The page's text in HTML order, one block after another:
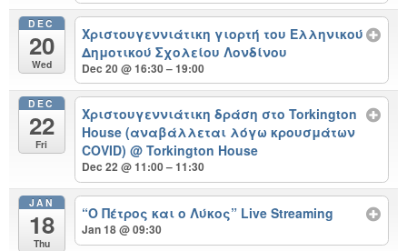
DEC
20
Wed
Χριστουγεννιάτικη γιορτή του Ελληνικού
Δημοτικού Σχολείου Λονδίνου
Dec 20 @ 16:30 – 19:00
DEC
22
Fri
Χριστουγεννιάτικη δράση στο Torkington
House (αναβάλλεται λόγω κρουσμάτων
COVID)@ Torkington House
Dec 22 @ 11:00 – 11:30
JAN
18
Thu
“Ο Πέτρος και ο Λύκος” Live Streaming
Jan 18 @ 09:30